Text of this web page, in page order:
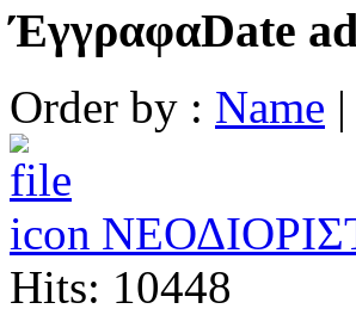
ΈγγραφαDate
Order by : Name |
Hits: 10448